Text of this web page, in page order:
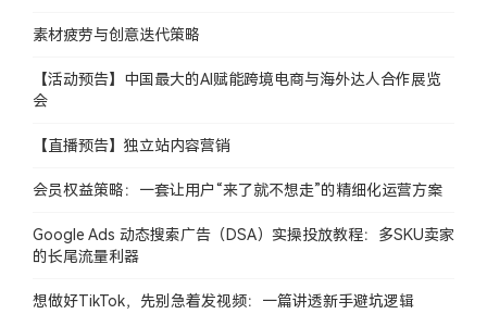
素材疲劳与创意迭代策略
【活动预告】中国最大的AI赋能跨境电商与海外达人合作展览
会
【直播预告】独立站内容营销
会员权益策略：一套让用户“来了就不想走”的精细化运营方案
Google Ads 动态搜索广告（DSA）实操投放教程：多SKU卖家
的长尾流量利器
想做好TikTok，先别急着发视频：一篇讲透新手避坑逻辑